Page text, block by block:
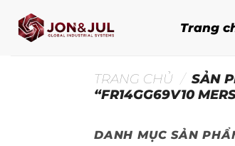
qua
Trang
TRANG CHỦ / SẢN
“FR14GG69V10
DANH MỤC SẢN